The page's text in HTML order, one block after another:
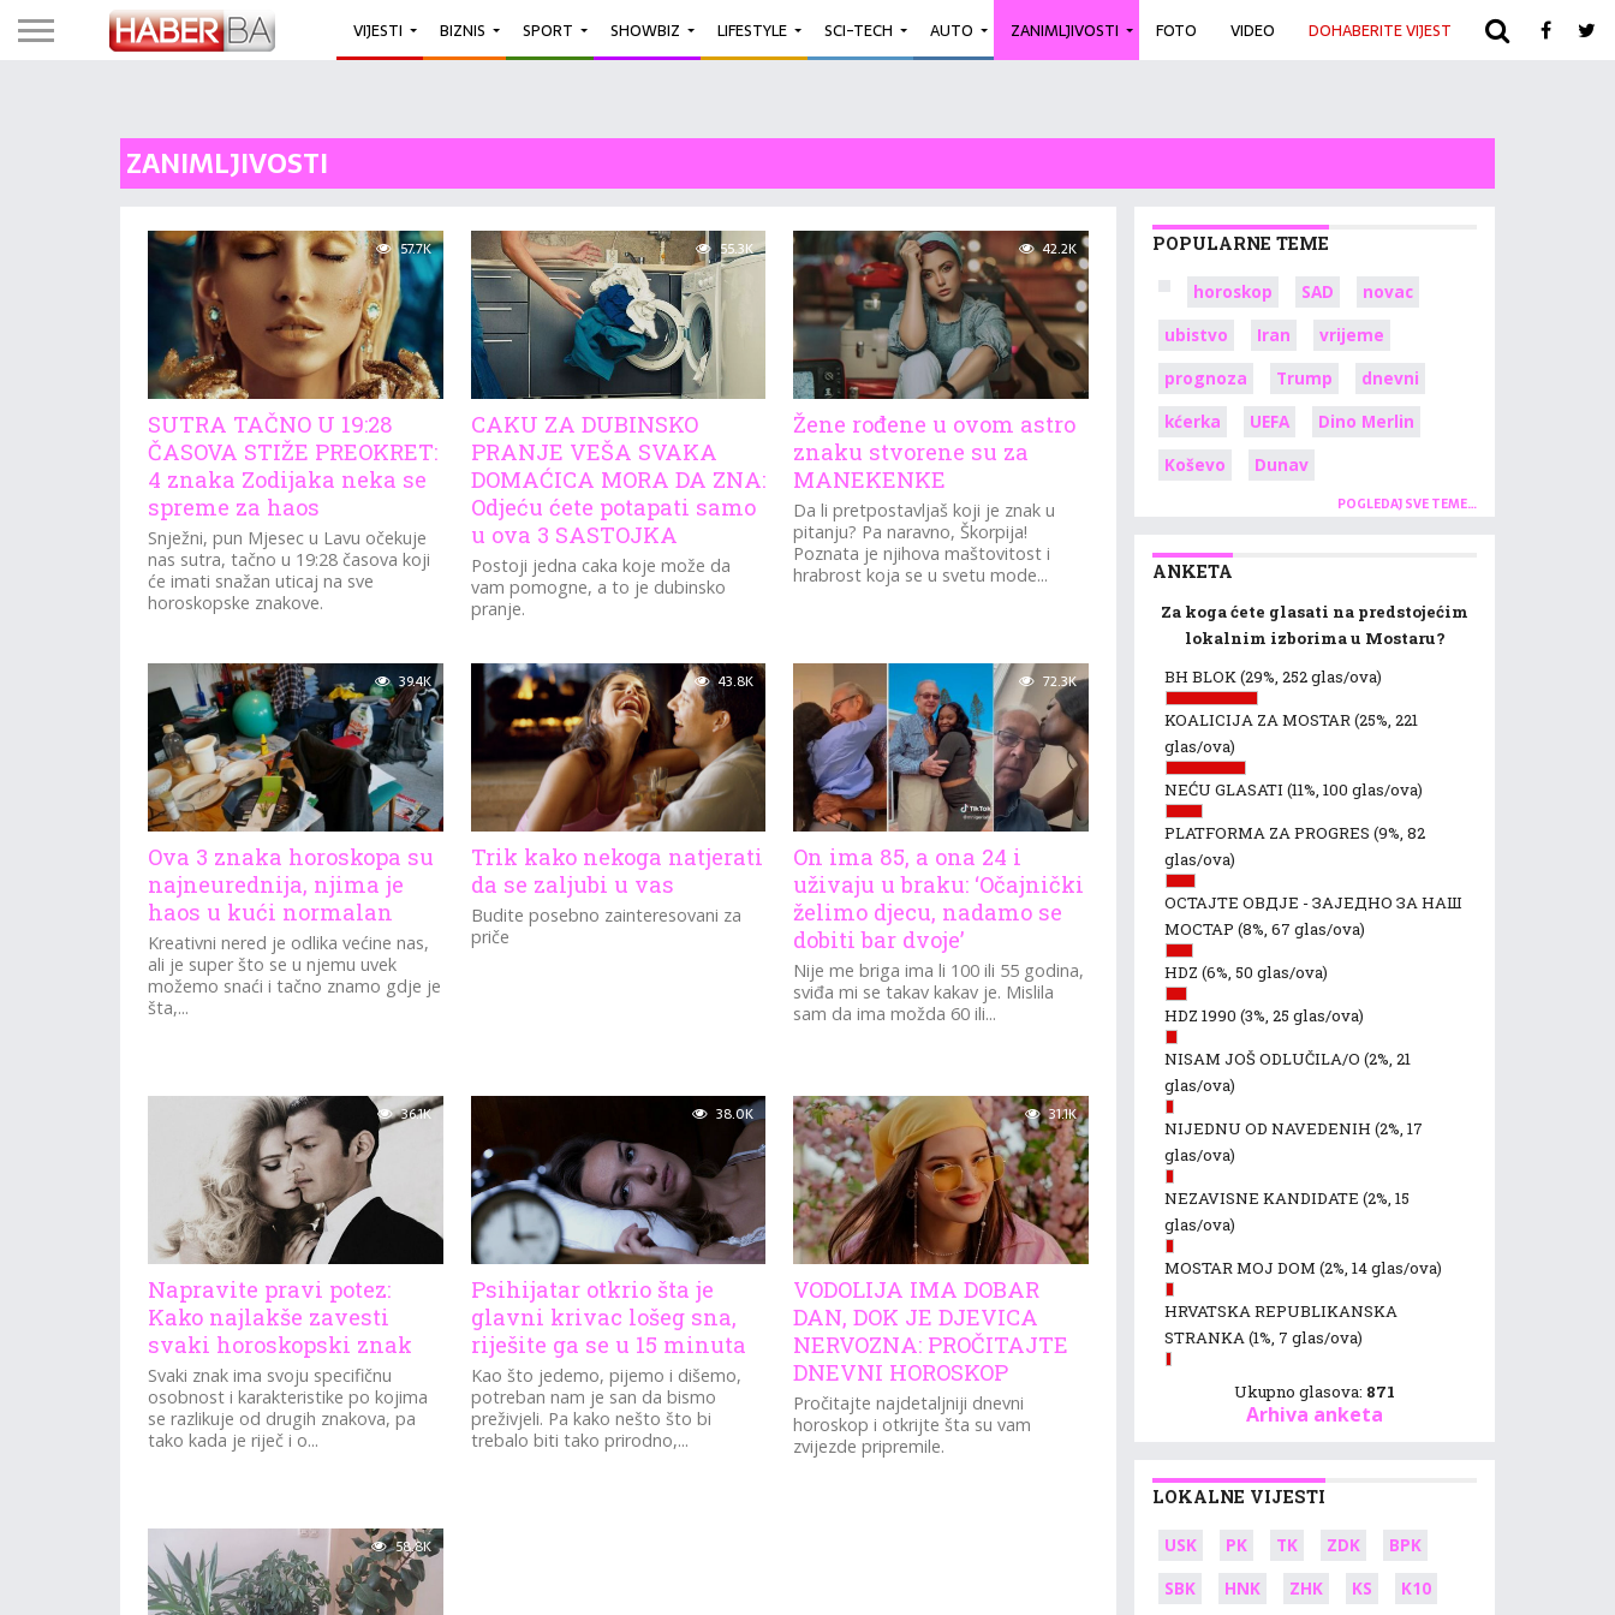
VIJESTI BIZNIS SPORT SHOWBIZ LIFESTYLE SCI-TECH AUTO ZANIMLJIVOSTI FOTO VIDEO DOHABERITE VIJEST ARHIVA
ZANIMLJIVOSTI
57.7K
SUTRA TAČNO U 19:28
ČASOVA STIŽE PREOKRET:
4 znaka Zodijaka neka se
spreme za haos
Snježni, pun Mjesec u Lavu očekuje
nas sutra, tačno u 19:28 časova koji
će imati snažan uticaj na sve
horoskopske znakove.
55.3K
CAKU ZA DUBINSKO
PRANJE VEŠA SVAKA
DOMAĆICA MORA DA ZNA:
Odjeću ćete potapati samo
u ova 3 SASTOJKA
Postoji jedna caka koje može da
vam pomogne, a to je dubinsko
pranje.
42.2K
Žene rođene u ovom astro
znaku stvorene su za
MANEKENKE
Da li pretpostavljaš koji je znak u
pitanju? Pa naravno, Škorpija!
Poznata je njihova maštovitost i
hrabrost koja se u svetu mode...
39.4K
Ova 3 znaka horoskopa su
najneurednija, njima je
haos u kući normalan
Kreativni nered je odlika većine nas,
ali je super što se u njemu uvek
možemo snaći i tačno znamo gdje je
šta,...
43.8K
Trik kako nekoga natjerati
da se zaljubi u vas
Budite posebno zainteresovani za
priče
72.3K
On ima 85, a ona 24 i
uživaju u braku: ‘Očajnički
želimo djecu, nadamo se
dobiti bar dvoje’
Nije me briga ima li 100 ili 55 godina,
sviđa mi se takav kakav je. Mislila
sam da ima možda 60 ili...
36.1K
Napravite pravi potez:
Kako najlakše zavesti
svaki horoskopski znak
Svaki znak ima svoju specifičnu
osobnost i karakteristike po kojima
se razlikuje od drugih znakova, pa
tako kada je riječ i o...
38.0K
Psihijatar otkrio šta je
glavni krivac lošeg sna,
riješite ga se u 15 minuta
Kao što jedemo, pijemo i dišemo,
potreban nam je san da bismo
preživjeli. Pa kako nešto što bi
trebalo biti tako prirodno,...
31.1K
VODOLIJA IMA DOBAR
DAN, DOK JE DJEVICA
NERVOZNA: PROČITAJTE
DNEVNI HOROSKOP
Pročitajte najdetaljniji dnevni
horoskop i otkrijte šta su vam
zvijezde pripremile.
58.8K
POPULARNE TEME
horoskop SAD
novac
ubistvo
Iran
vrijeme
prognoza
Trump
dnevni
kćerka
UEFA
Dino Merlin
Koševo
Dunav
POGLEDAJ SVE TEME…
ANKETA
Za koga ćete glasati na predstojećim
lokalnim izborima u Mostaru?
BH BLOK(29%, 252 glas/ova)
KOALICIJA ZA MOSTAR(25%, 221
glas/ova)
NEĆU GLASATI (11%, 100 glas/ova)
PLATFORMA ZA PROGRES (9%, 82
glas/ova)
ОСТАЈТЕ ОВДЈЕ - ЗАЈЕДНО ЗА НАШ
МОСТАР (8%, 67 glas/ova)
HDZ (6%, 50 glas/ova)
HDZ 1990 (3%, 25 glas/ova)
NISAM JOŠ ODLUČILA/O (2%, 21
glas/ova)
NIJEDNU OD NAVEDENIH (2%, 17
glas/ova)
NEZAVISNE KANDIDATE (2%, 15
glas/ova)
MOSTAR MOJ DOM (2%, 14 glas/ova)
HRVATSKA REPUBLIKANSKA
STRANKA(1%, 7 glas/ova)
Ukupno glasova: 871
Arhiva anketa
LOKALNE VIJESTI
USK PK TK ZDK
BPK
SBK
HNK ZHK KS
K10